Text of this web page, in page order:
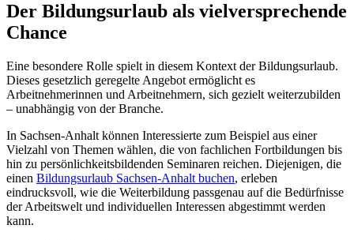
Der Bildungsurlaub als vielversprechende
Chance
Eine besondere Rolle spielt in diesem Kontext der Bildungsurlaub.
Dieses gesetzlich geregelte Angebot ermöglicht es
Arbeitnehmerinnen und Arbeitnehmern, sich gezielt weiterzubilden
– unabhängig von der Branche.
In Sachsen-Anhalt können Interessierte zum Beispiel aus einer
Vielzahl von Themen wählen, die von fachlichen Fortbildungen bis
hin zu persönlichkeitsbildenden Seminaren reichen. Diejenigen, die
einen Bildungsurlaub Sachsen-Anhalt buchen, erleben
eindrucksvoll, wie die Weiterbildung passgenau auf die Bedürfnisse
der Arbeitswelt und individuellen Interessen abgestimmt werden
kann.